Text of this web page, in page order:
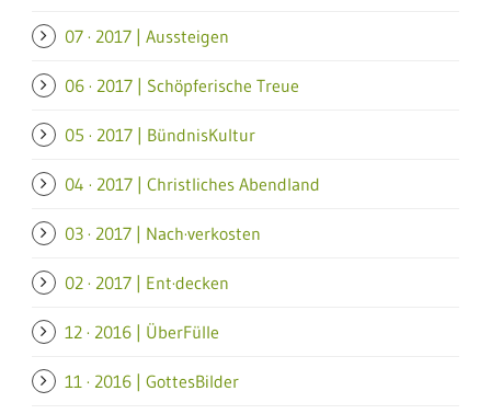
07 · 2017 | Aussteigen
06 · 2017 | Schöpferische Treue
05 · 2017 | BündnisKultur
04 · 2017 | Christliches Abendland
03 · 2017 | Nach·verkosten
02 · 2017 | Ent·decken
12 · 2016 | ÜberFülle
11 · 2016 | GottesBilder